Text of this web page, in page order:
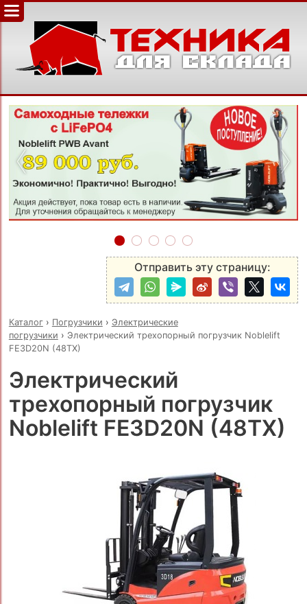
‹ ›
Отправить эту страницу:
Каталог› Погрузчики › Электрические
погрузчики › Электрический трехопорный погрузчик Noblelift
FE3D20N (48TX)
Электрический
трехопорный погрузчик
Noblelift FE3D20N (48TX)